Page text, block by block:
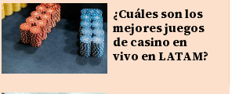
¿Cuáles son los
mejores juegos
de casino en
vivo en LATAM?